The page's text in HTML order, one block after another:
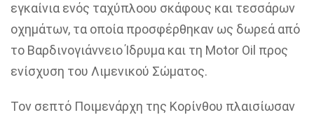
εγκαίνια ενός ταχύπλοου σκάφους και τεσσάρων
οχημάτων, τα οποία προσφέρθηκαν ως δωρεά από
το ΒαρδινογιάννειοΊδρυμα και τη Motor Oil προς
ενίσχυση του Λιμενικού Σώματος.
Τον σεπτό Ποιμενάρχη της Κορίνθου πλαισίωσαν